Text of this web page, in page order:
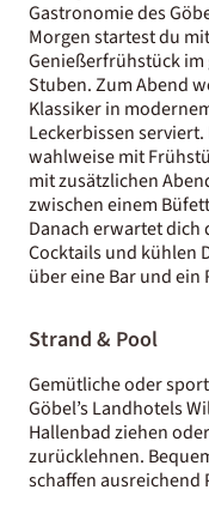
Gastronomie des
Morgen startest du
Genießerfrühstück
Stuben. Zum Abend
Klassiker in
Leckerbissen
wahlweise mit
mit zusätzlichen
zwischen einem
Danach erwartet dich
Cocktails und kühlen
über eine Bar und ein
Strand & Pool
Gemütliche oder
Göbel’s Landhotels
Hallenbad ziehen
zurücklehnen.
schaffen ausreichend